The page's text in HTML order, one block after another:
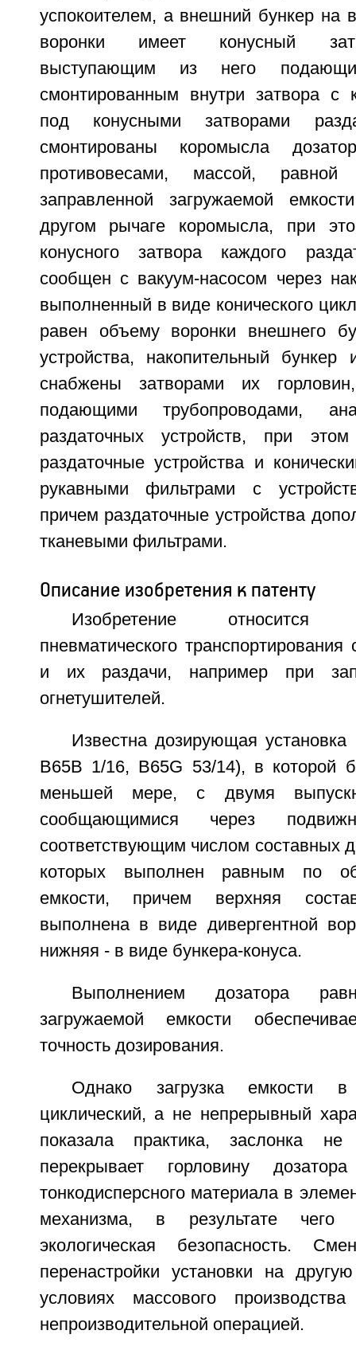
успокоителем, а внешний бункер на
воронки имеет конусный
выступающим из него
смонтированным внутри затвора с
под конусными затворами
смонтированы коромысла
противовесами, массой,
заправленной загружаемой
другом рычаге коромысла, при
конусного затвора каждого
сообщен с вакуум-насосом через
выполненный в виде конического
равен объему воронки внешнего
устройства, накопительный бункер
снабжены затворами их
подающими трубопроводами,
раздаточных устройств, при этом
раздаточные устройства и
рукавными фильтрами с
причем раздаточные устройства
тканевыми фильтрами.
Описание изобретения к патенту
Изобретение относится
пневматического
и их раздачи, например при
огнетушителей.
Известна дозирующая
В65В 1/16, B65G 53/14), в которой
меньшей мере, с двумя
сообщающимися через
соответствующим числом составных
которых выполнен равным по
емкости, причем верхняя
выполнена в виде дивергентной
нижняя - в виде бункера-конуса.
Выполнением дозатора
загружаемой емкости
точность дозирования.
Однако загрузка емкости в
циклический, а не непрерывный
показала практика, заслонка не
перекрывает горловину
тонкодисперсного материала в
механизма, в результате чего
экологическая безопасность.
перенастройки установки на
условиях массового
непроизводительной операцией.